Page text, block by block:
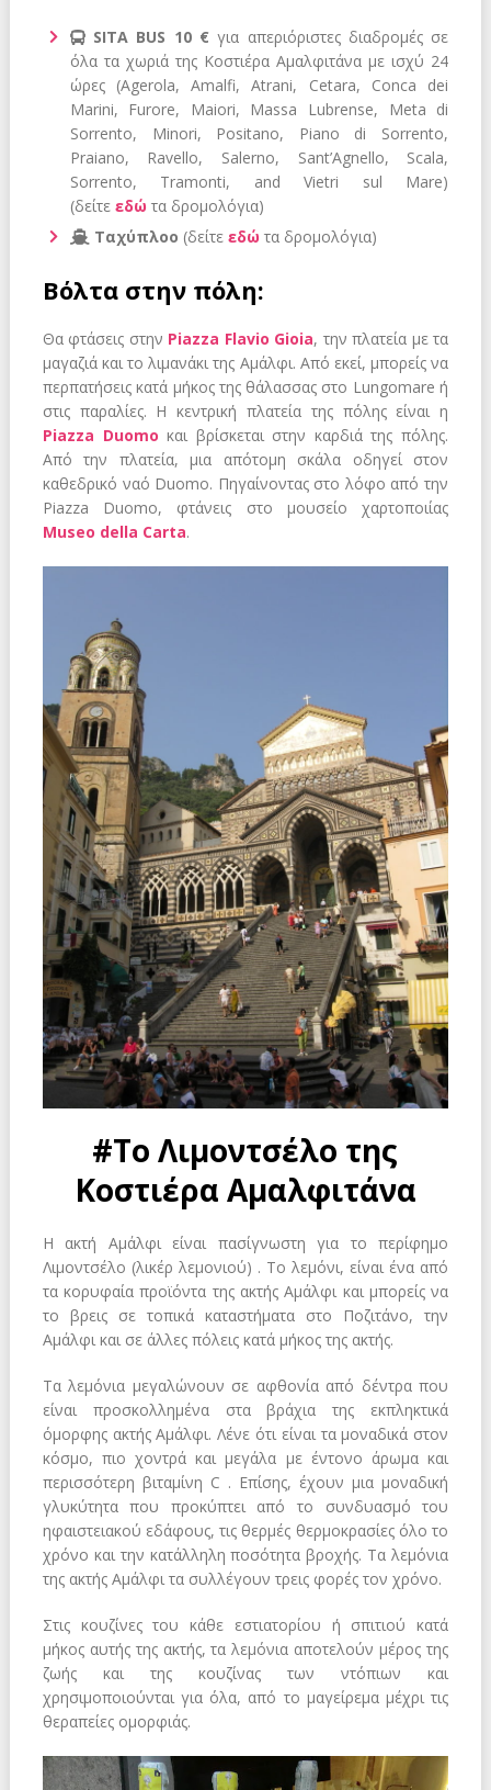
SITA BUS 10 €για απεριόριστες διαδρομές σε
όλα τα χωριά της Κοστιέρα Αμαλφιτάνα με ισχύ 24
ώρες (Agerola, Amalfi, Atrani, Cetara, Conca dei
Marini, Furore, Maiori, Massa Lubrense, Meta di
Sorrento, Minori, Positano, Piano di Sorrento,
Praiano, Ravello, Salerno, Sant’Agnello, Scala,
Sorrento, Tramonti, and Vietri sul Mare)
(δείτε εδώ τα δρομολόγια)
Ταχύπλοο (δείτε εδώ τα δρομολόγια)
Βόλτα στην πόλη:
Θα φτάσεις στην Piazza Flavio Gioia, την πλατεία με τα
μαγαζιά και το λιμανάκι της Αμάλφι. Από εκεί, μπορείς να
περπατήσεις κατά μήκος της θάλασσας στο Lungomare ή
στις παραλίες. Η κεντρική πλατεία της πόλης είναι η
Piazza Duomoκαι βρίσκεται στην καρδιά της πόλης.
Από την πλατεία, μια απότομη σκάλα οδηγεί στον
καθεδρικό ναό Duomo. Πηγαίνοντας στο λόφο από την
Piazza Duomo, φτάνεις στο μουσείο χαρτοποιίας
Museo della Carta.
#Το Λιμοντσέλο της
Κοστιέρα Αμαλφιτάνα
Η ακτή Αμάλφι είναι πασίγνωστη για το περίφημο
Λιμοντσέλο (λικέρ λεμονιού) . Το λεμόνι, είναι ένα από
τα κορυφαία προϊόντα της ακτής Αμάλφι και μπορείς να
το βρεις σε τοπικά καταστήματα στο Ποζιτάνο, την
Αμάλφι και σε άλλες πόλεις κατά μήκος της ακτής.
Τα λεμόνια μεγαλώνουν σε αφθονία από δέντρα που
είναι προσκολλημένα στα βράχια της εκπληκτικά
όμορφης ακτής Αμάλφι. Λένε ότι είναι τα μοναδικά στον
κόσμο, πιο χοντρά και μεγάλα με έντονο άρωμα και
περισσότερη βιταμίνη C . Επίσης, έχουν μια μοναδική
γλυκύτητα που προκύπτει από το συνδυασμό του
ηφαιστειακού εδάφους, τις θερμές θερμοκρασίες όλο το
χρόνο και την κατάλληλη ποσότητα βροχής. Τα λεμόνια
της ακτής Αμάλφι τα συλλέγουν τρεις φορές τον χρόνο.
Στις κουζίνες του κάθε εστιατορίου ή σπιτιού κατά
μήκος αυτής της ακτής, τα λεμόνια αποτελούν μέρος της
ζωής και της κουζίνας των ντόπιων και
χρησιμοποιούνται για όλα, από το μαγείρεμα μέχρι τις
θεραπείες ομορφιάς.